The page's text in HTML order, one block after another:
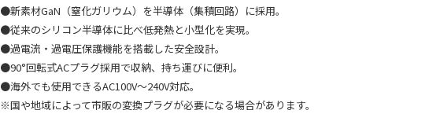
●新素材GaN（窒化ガリウム）を半導体（集積回路）に採用。
●従来のシリコン半導体に比べ低発熱と小型化を実現。
●過電流・過電圧保護機能を搭載した安全設計。
●90°回転式ACプラグ採用で収納、持ち運びに便利。
●海外でも使用できるAC100V〜240V対応。
※国や地域によって市販の変換プラグが必要になる場合があります。